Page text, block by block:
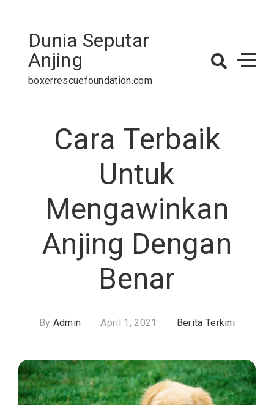
contentDunia Seputar
Anjing
boxerrescuefoundation.com
Cara Terbaik
Untuk
Mengawinkan
Anjing Dengan
Benar
By Admin April 1, 2021 Berita Terkini